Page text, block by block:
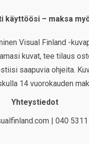
käyttöösi – maksa
Visual Finland -
kuvat, tee tilaus
saapuvia ohjeita.
14 vuorokauden
Yhteystiedot
| 040